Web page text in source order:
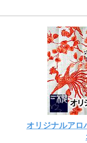
オリジナルア